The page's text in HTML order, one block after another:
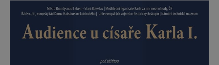
pohled mohlo zdát. Která místa jsou tedy
spojena s kouzly a nadpřirozenem? Turistika
na koštěti Když temnou noc